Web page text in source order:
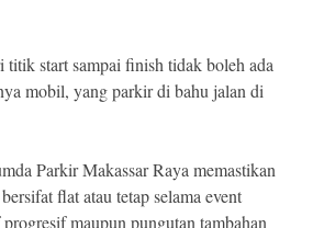
start sampai finish tidak boleh ada
mobil, yang parkir di bahu jalan di
Parkir Makassar Raya memastikan
flat atau tetap selama event
maupun pungutan tambahan